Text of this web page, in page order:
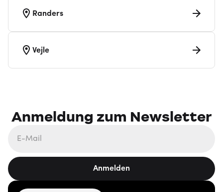
Randers
Vejle
Anmeldung zum Newsletter
Anmelden